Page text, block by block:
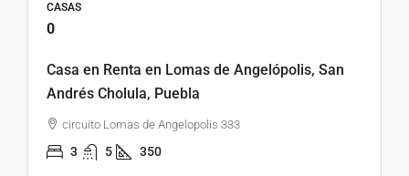
CASAS
0
Casa en Renta en Lomas de Angelópolis, San
Andrés Cholula, Puebla
circuito Lomas de Angelopolis 333
3 5 350